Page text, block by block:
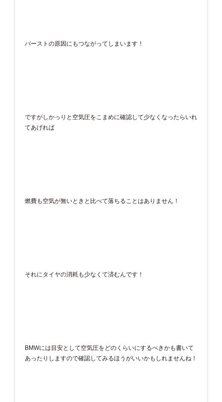
バーストの原因にもつながってしまいます！
ですがしかっりと空気圧をこまめに確認して少なくなったらいれ
てあげれば
燃費も空気が無いときと比べて落ちることはありません！
それにタイヤの消耗も少なくて済むんです！
BMWには目安として空気圧をどのくらいにするべきかも書いて
あったりしますので確認してみるほうがいいかもしれませんね！